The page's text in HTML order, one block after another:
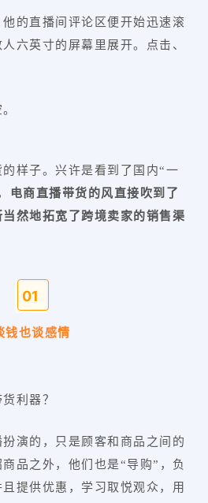
的直播间评论区便开始迅速滚
六英寸的屏幕里展开。点击、
样子。兴许是看到了国内“一
电商直播带货的风直接吹到了
然地拓宽了跨境卖家的销售渠
01
钱也谈感情
利器？
演的，只是顾客和商品之间的
品之外，他们也是“导购”，负
提供优惠，学习取悦观众，用